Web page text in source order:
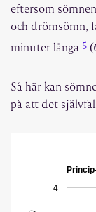
eftersom
och drömsömn,
minuter långa 5
Så här kan
på att det
4